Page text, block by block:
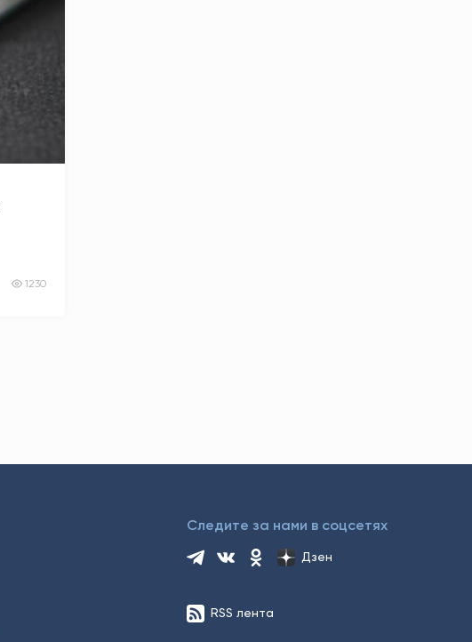
1230
Следите за нами в соцсетях
Дзен
RSS лента